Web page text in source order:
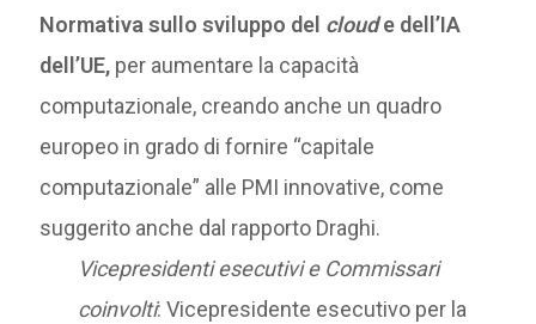
Normativa sullo sviluppo del cloude dell’IA
dell’UE, per aumentare la capacità
computazionale, creando anche un quadro
europeo in grado di fornire “capitale
computazionale” alle PMI innovative, come
suggerito anche dal rapporto Draghi.
Vicepresidenti esecutivi e Commissari
coinvolti: Vicepresidente esecutivo per la